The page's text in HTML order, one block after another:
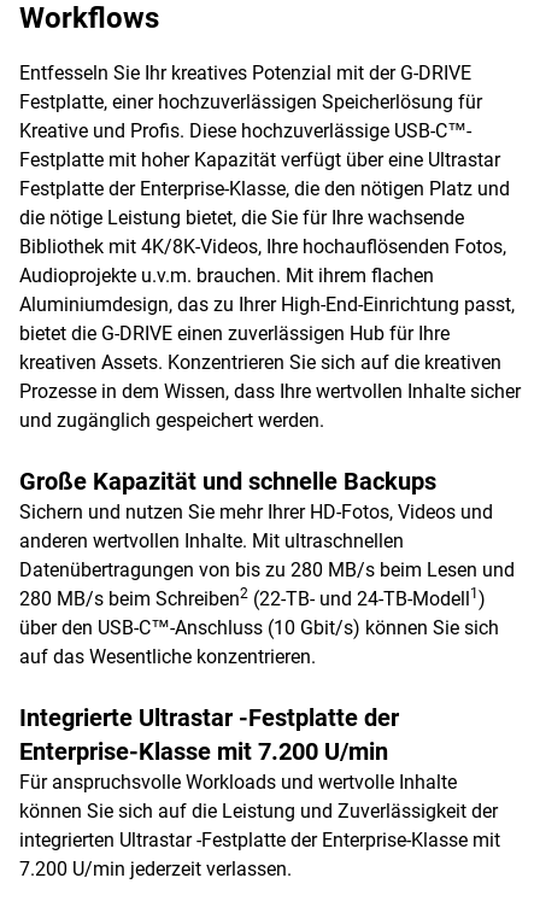
Workflows
Entfesseln Sie Ihr kreatives Potenzial mit der G-DRIVE
Festplatte, einer hochzuverlässigen Speicherlösung für
Kreative und Profis. Diese hochzuverlässige USB-C™-
Festplatte mit hoher Kapazität verfügt über eine Ultrastar
Festplatte der Enterprise-Klasse, die den nötigen Platz und
die nötige Leistung bietet, die Sie für Ihre wachsende
Bibliothek mit 4K/8K-Videos, Ihre hochauflösenden Fotos,
Audioprojekte u.v.m. brauchen. Mit ihrem flachen
Aluminiumdesign, das zu Ihrer High-End-Einrichtung passt,
bietet die G-DRIVE einen zuverlässigen Hub für Ihre
kreativen Assets. Konzentrieren Sie sich auf die kreativen
Prozesse in dem Wissen, dass Ihre wertvollen Inhalte sicher
und zugänglich gespeichert werden.
Große Kapazität und schnelle Backups
Sichern und nutzen Sie mehr Ihrer HD-Fotos, Videos und
anderen wertvollen Inhalte. Mit ultraschnellen
Datenübertragungen von bis zu 280 MB/s beim Lesen und
280 MB/s beim Schreiben2 (22-TB- und 24-TB-Modell1 )
über den USB-C™-Anschluss (10 Gbit/s) können Sie sich
auf das Wesentliche konzentrieren.
Integrierte Ultrastar -Festplatte der
Enterprise-Klasse mit 7.200 U/min
Für anspruchsvolle Workloads und wertvolle Inhalte
können Sie sich auf die Leistung und Zuverlässigkeit der
integrierten Ultrastar -Festplatte der Enterprise-Klasse mit
7.200 U/min jederzeit verlassen.